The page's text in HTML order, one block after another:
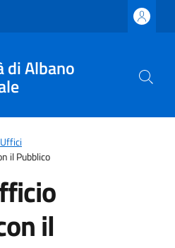
di Albano
Uffici
il Pubblico
il